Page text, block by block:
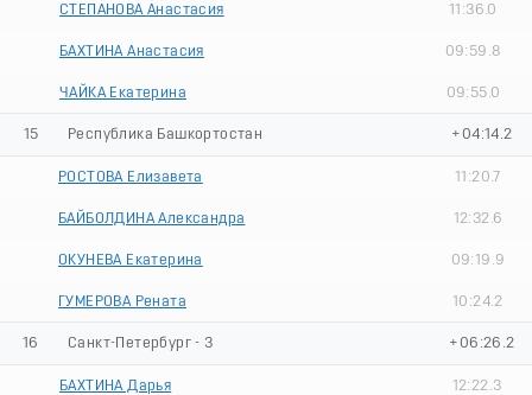
СТЕПАНОВА Анастасия 11:36.0
БАХТИНА Анастасия 09:59.8
ЧАЙКА Екатерина 09:55.0
15 Республика Башкортостан +04:14.2
РОСТОВА Елизавета 11:20.7
БАЙБОЛДИНА Александра 12:32.6
ОКУНЕВА Екатерина 09:19.9
ГУМЕРОВА Рената 10:24.2
16 Санкт-Петербург - 3 +06:26.2
БАХТИНА Дарья 12:22.3